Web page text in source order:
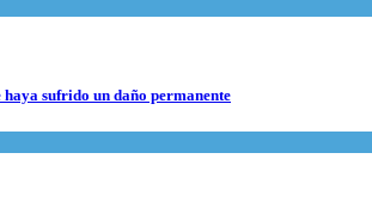
sufrido un daño permanente